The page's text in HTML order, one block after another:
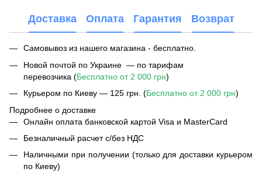
Доставка Оплата Гарантия Возврат
Самовывоз из нашего магазина - бесплатно.
Новой почтой по Украине — по тарифам
перевозчика (Бесплатно от 2 000 грн)
Курьером по Киеву — 125 грн. (Бесплатно от 2 000 грн)
Подробнее о доставке
Онлайн оплата банковской картой Visa и MasterCard
Безналичный расчет с/без НДС
Наличными при получении (только для доставки курьером
по Киеву)